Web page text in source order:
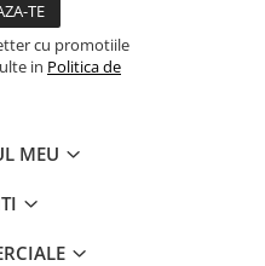
cu promotiile
in Politica de
MEU